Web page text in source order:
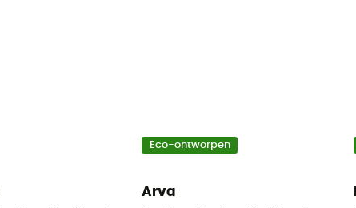
Eco-ontworpen
Arva